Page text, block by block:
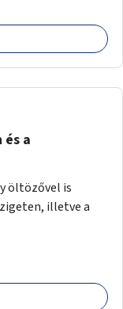
a
öltözővel is
illetve a